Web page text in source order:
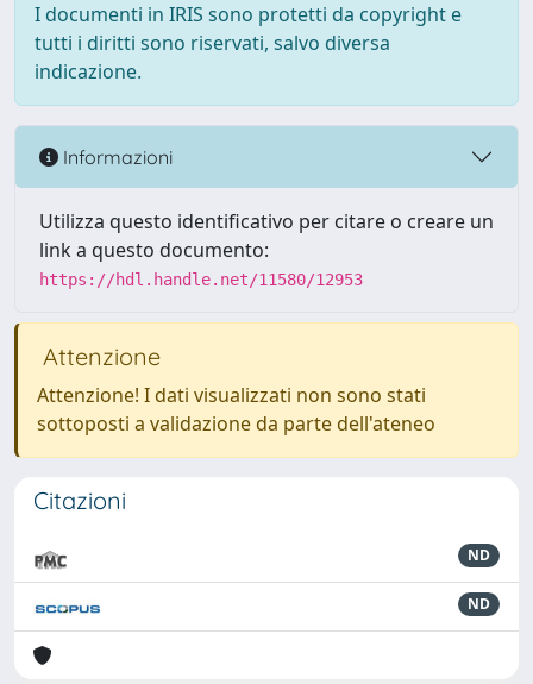
I documenti in IRIS sono protetti da copyright e
tutti i diritti sono riservati, salvo diversa
indicazione.
Informazioni
Utilizza questo identificativo per citare o creare un
link a questo documento:
https://hdl.handle.net/11580/12953
Attenzione
Attenzione! I dati visualizzati non sono stati
sottoposti a validazione da parte dell'ateneo
Citazioni
ND
ND